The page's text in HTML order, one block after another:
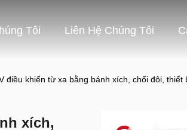
Tôi Liên Hệ Chúng Tôi
điều khiển từ xa bằng bánh xích, chổi đôi,
xích,